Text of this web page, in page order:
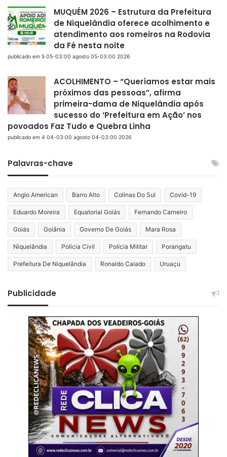
MUQUÉM 2026 – Estrutura da Prefeitura
de Niquelândia oferece acolhimento e
atendimento aos romeiros na Rodovia
da Fé nesta noite
publicado em 5 05-03:00 agosto 05-03:00 2026
ACOLHIMENTO – “Queríamos estar mais
próximos das pessoas”, afirma
primeira-dama de Niquelândia após
sucesso do ‘Prefeitura em Ação’ nos
povoados Faz Tudo e Quebra Linha
publicado em 4 04-03:00 agosto 04-03:00 2026
Palavras-chave
Anglo American Barro Alto Colinas Do Sul Covid-19
Eduardo Moreira Equatorial Goiás Fernando Carneiro
Goiás Goiânia Governo De Goiás Mara Rosa
Niquelândia Polícia Civil Polícia Militar Porangatu
Prefeitura De Niquelândia Ronaldo Caiado Uruaçu
Publicidade